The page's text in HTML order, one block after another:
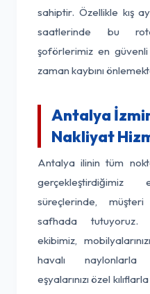
sahiptir. Özellikle kış
saatlerinde bu
şoförlerimiz en
zaman kaybını
Antalya
Nakliyat
Antalya ilinin tüm
süreçlerinde,
safhada tutuyoruz.
ekibimiz,
havalı naylonlarla
eşyalarınızı özel